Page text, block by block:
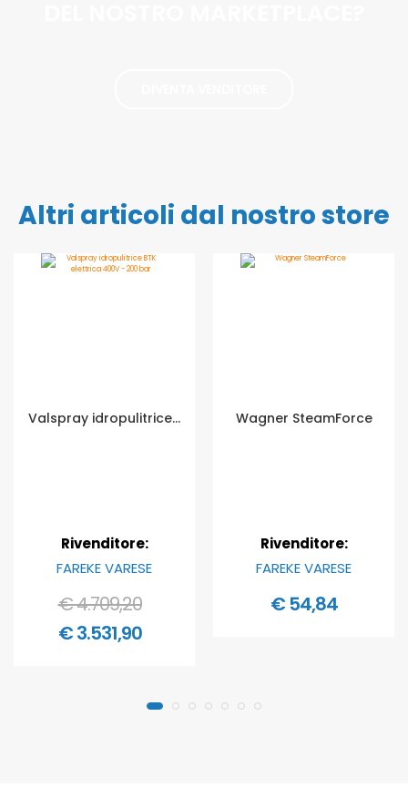
Altri articoli dal nostro store
Valspray idropulitrice BTK elettrica 400V - 200 bar
Rivenditore:
FAREKE VARESE
€ 4.709,20
€ 3.531,90
Wagner SteamForce
Rivenditore:
FAREKE VARESE
€ 54,84